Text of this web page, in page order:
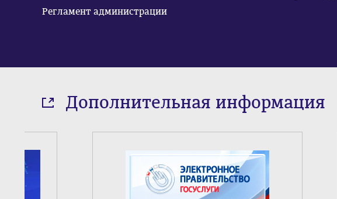
Регламент администрации
Дополнительная информация